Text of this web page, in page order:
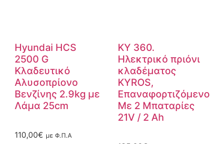
Hyundai HCS
2500 G
Κλαδευτικό
Αλυσοπρίονο
Βενζίνης 2.9kg με
Λάμα 25cm
110,00€ με Φ.Π.Α
KY 360.
Ηλεκτρικό πριόνι
κλαδέματος
KYROS,
Επαναφορτιζόμενο
Με 2 Μπαταρίες
21V / 2 Ah